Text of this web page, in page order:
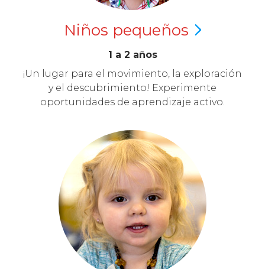
Niños pequeños
1 a 2 años
¡Un lugar para el movimiento, la exploración
y el descubrimiento! Experimente
oportunidades de aprendizaje activo.